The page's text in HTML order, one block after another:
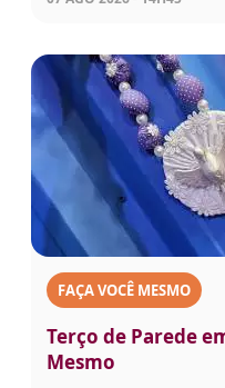
FAÇA VOCÊ MESMO
Terço de Parede
Mesmo